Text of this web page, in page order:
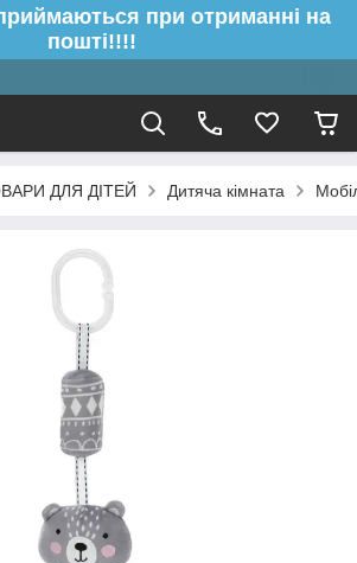
приймаються при отриманні на
пошті!!!!
ДЛЯ ДІТЕЙ Дитяча кімната